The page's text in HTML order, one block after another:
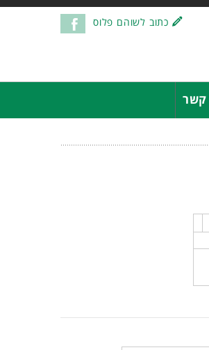
כתוב לשוהם פלוס
קשר